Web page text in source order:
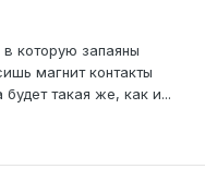
которую запаяны
магнит контакты
такая же, как и...